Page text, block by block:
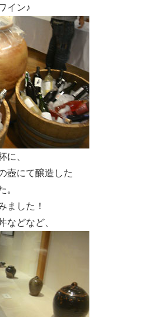
イン♪
に、
壺にて醸造した
。
ました！
などなど、